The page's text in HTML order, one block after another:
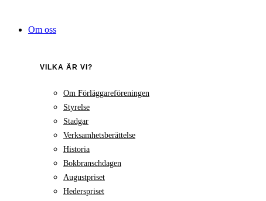
innehållOm oss
VILKA ÄR VI?
Om Förläggareföreningen
Styrelse
Stadgar
Verksamhetsberättelse
Historia
Bokbranschdagen
Augustpriset
Hederspriset